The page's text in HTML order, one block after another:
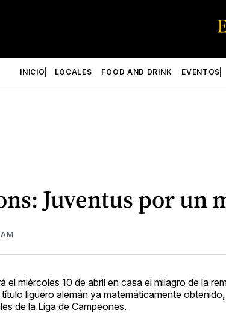
INICIO LOCALES FOOD AND DRINK EVENTOS
Juventus por un
el miércoles 10 de abril en casa el milagro de la
liguero alemán ya matemáticamente
de la Liga de Campeones.